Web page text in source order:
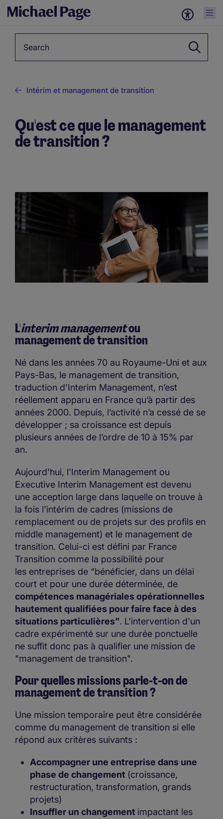
Intérim et management de transition
Qu'est ce que le management
de transition ?
L'interim managementou
management de transition
Né dans les années 70 au Royaume-Uni et aux
Pays-Bas, le management de transition,
traduction d'Interim Management, n’est
réellement apparu en France qu’à partir des
années 2000. Depuis, l’activité n’a cessé de se
développer ; sa croissance est depuis
plusieurs années de l’ordre de 10 à 15% par
an.
Aujourd'hui, l'Interim Management ou
Executive Interim Management est devenu
une acception large dans laquelle on trouve à
la fois l'intérim de cadres (missions de
remplacement ou de projets sur des profils en
middle management) et le management de
transition. Celui-ci est défini par France
Transition comme la possibilité pour
les entreprises de “bénéficier, dans un délai
court et pour une durée déterminée, de
compétences managériales opérationnelles
hautement qualifiées pour faire face à des
situations particulières”. L'intervention d'un
cadre expérimenté sur une durée ponctuelle
ne suffit donc pas à qualifier une mission de
"management de transition".
Pour quelles missions parle-t-on de
management de transition ?
Une mission temporaire peut être considérée
comme du management de transition si elle
répond aux critères suivants :
Accompagner une entreprise dans une
phase de changement (croissance,
restructuration, transformation, grands
projets)
Insuffler un changement impactant les